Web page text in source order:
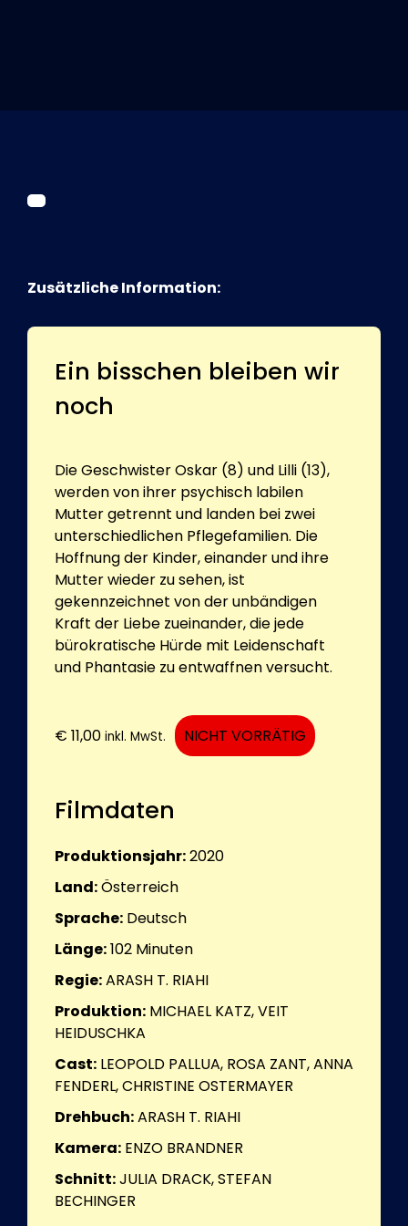
Zusätzliche Information:
Ein bisschen bleiben wir
noch
Die Geschwister Oskar (8) und Lilli (13),
werden von ihrer psychisch labilen
Mutter getrennt und landen bei zwei
unterschiedlichen Pflegefamilien. Die
Hoffnung der Kinder, einander und ihre
Mutter wieder zu sehen, ist
gekennzeichnet von der unbändigen
Kraft der Liebe zueinander, die jede
bürokratische Hürde mit Leidenschaft
und Phantasie zu entwaffnen versucht.
€ 11,00 inkl. MwSt. NICHT VORRÄTIG
Filmdaten
Produktionsjahr:2020
Land:Österreich
Sprache: Deutsch
Länge:102 Minuten
Regie:ARASH T. RIAHI
Produktion: MICHAEL KATZ, VEIT
HEIDUSCHKA
Cast: LEOPOLD PALLUA, ROSA ZANT, ANNA
FENDERL, CHRISTINE OSTERMAYER
Drehbuch:ARASH T. RIAHI
Kamera: ENZO BRANDNER
Schnitt:JULIA DRACK, STEFAN
BECHINGER